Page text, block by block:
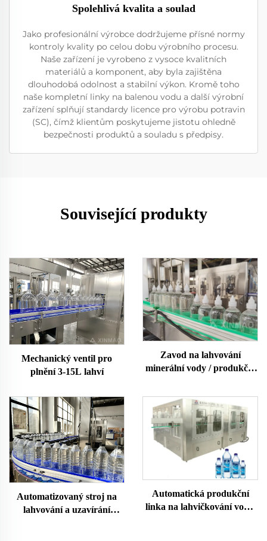
Spolehlivá kvalita a soulad
Jako profesionální výrobce dodržujeme přísné normy
kontroly kvality po celou dobu výrobního procesu.
Naše zařízení je vyrobeno z vysoce kvalitních
materiálů a komponent, aby byla zajištěna
dlouhodobá odolnost a stabilní výkon. Kromě toho
naše kompletní linky na balenou vodu a další výrobní
zařízení splňují standardy licence pro výrobu potravin
(SC), čímž klientům poskytujeme jistotu ohledně
bezpečnosti produktů a souladu s předpisy.
Související produkty
Mechanický ventil pro
plnění 3-15L lahví
Zavod na lahvování
minerální vody / produkční
Automatizovaný stroj na
lahvování a uzavírání
Automatická produkční
linka na lahvičkování vody,